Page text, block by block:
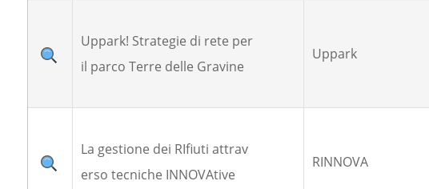
Uppark! Strategie di rete per
il parco Terre delle Gravine
Uppark
La gestione dei RIfiuti attrav
erso tecniche INNOVAtive
RINNOVA